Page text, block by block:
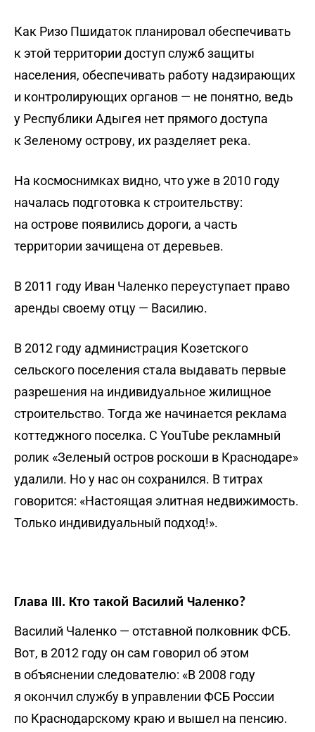
Как Ризо Пшидаток планировал обеспечивать
к этой территории доступ служб защиты
населения, обеспечивать работу надзирающих
и контролирующих органов — не понятно, ведь
у Республики Адыгея нет прямого доступа
к Зеленому острову, их разделяет река.
На космоснимках видно, что уже в 2010 году
началась подготовка к строительству:
на острове появились дороги, а часть
территории зачищена от деревьев.
В 2011 году Иван Чаленко переуступает право
аренды своему отцу — Василию.
В 2012 году администрация Козетского
сельского поселения стала выдавать первые
разрешения на индивидуальное жилищное
строительство. Тогда же начинается реклама
коттеджного поселка. С YouTube рекламный
ролик «Зеленый остров роскоши в Краснодаре»
удалили. Но у нас он сохранился. В титрах
говорится: «Настоящая элитная недвижимость.
Только индивидуальный подход!».
Глава III. Кто такой Василий Чаленко?
Василий Чаленко — отставной полковник ФСБ.
Вот, в 2012 году он сам говорил об этом
в объяснении следователю: «В 2008 году
я окончил службу в управлении ФСБ России
по Краснодарскому краю и вышел на пенсию.